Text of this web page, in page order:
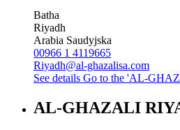
Batha
Riyadh
Arabia Saudyjska
00966 1 4119665
Riyadh@al-ghazalisa.com
See details Go to the 'AL-
AL-GHAZALI